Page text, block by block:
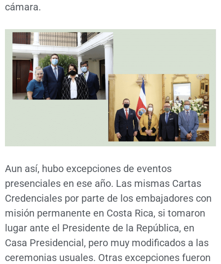
cámara.
Aun así, hubo excepciones de eventos
presenciales en ese año. Las mismas Cartas
Credenciales por parte de los embajadores con
misión permanente en Costa Rica, si tomaron
lugar ante el Presidente de la República, en
Casa Presidencial, pero muy modificados a las
ceremonias usuales. Otras excepciones fueron